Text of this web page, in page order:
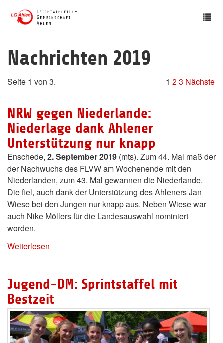
Nachrichten 2019
Seite 1 von 3. 1 23 Nächste
NRW gegen Niederlande:
Niederlage dank Ahlener
Unterstützung nur knapp
Enschede, 2. September 2019 (mts). Zum 44. Mal maß der
der Nachwuchs des FLVW am Wochenende mit den
Niederlanden, zum 43. Mal gewannen die Niederlande.
Die fiel, auch dank der Unterstützung des Ahleners Jan
Wiese bei den Jungen nur knapp aus. Neben Wiese war
auch Nike Möllers für die Landesauswahl nominiert
worden.
Weiterlesen
Jugend-DM: Sprintstaffel mit
Bestzeit